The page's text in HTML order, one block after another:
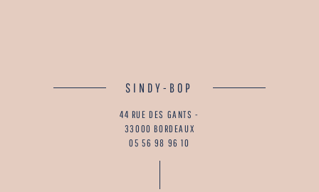
SINDY-BOP
44 RUE DES GANTS -
33000 BORDEAUX
05 56 98 96 10